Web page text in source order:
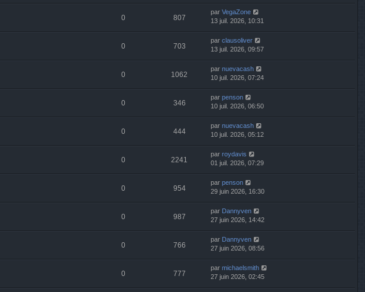
0 807
par VegaZone
13 juil. 2026, 10:31
0 703
par clausoliver
13 juil. 2026, 09:57
0 1062
par nuevacash
10 juil. 2026, 07:24
0 346
par penson
10 juil. 2026, 06:50
0 444
par nuevacash
10 juil. 2026, 05:12
0 2241
par roydavis
01 juil. 2026, 07:29
0 954
par penson
29 juin 2026, 16:30
0 987
par Dannyven
27 juin 2026, 14:42
0 766
par Dannyven
27 juin 2026, 08:56
0 777
par michaelsmith
27 juin 2026, 02:45